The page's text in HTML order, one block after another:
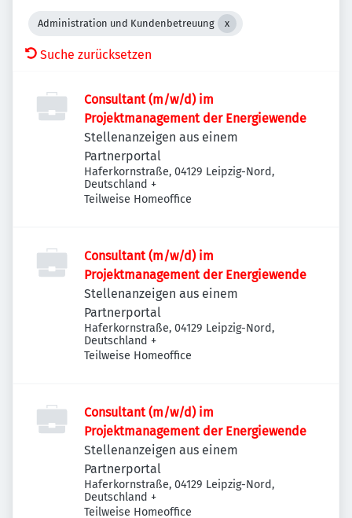
Administration und Kundenbetreuung
Suche zurücksetzen
Consultant (m/w/d) im
Projektmanagement der Energiewende
Stellenanzeigen aus einem
Partnerportal
Haferkornstraße, 04129 Leipzig-Nord,
Deutschland +
Teilweise Homeoffice
Consultant (m/w/d) im
Projektmanagement der Energiewende
Stellenanzeigen aus einem
Partnerportal
Haferkornstraße, 04129 Leipzig-Nord,
Deutschland +
Teilweise Homeoffice
Consultant (m/w/d) im
Projektmanagement der Energiewende
Stellenanzeigen aus einem
Partnerportal
Haferkornstraße, 04129 Leipzig-Nord,
Deutschland +
Teilweise Homeoffice